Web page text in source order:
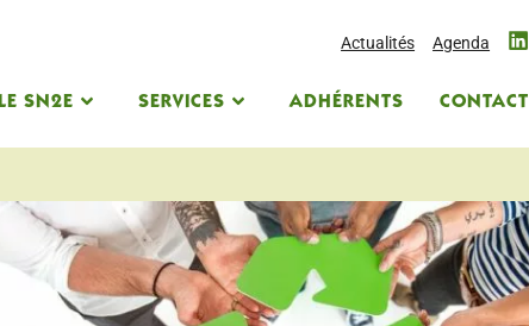
Actualités Agenda
LE SN2E SERVICES ADHÉRENTS CONTACT